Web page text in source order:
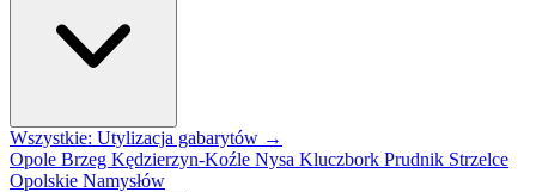
Wszystkie: Utylizacja gabarytów →
Opole Brzeg Kędzierzyn-Koźle Nysa Kluczbork Prudnik Strzelce
Opolskie Namysłów